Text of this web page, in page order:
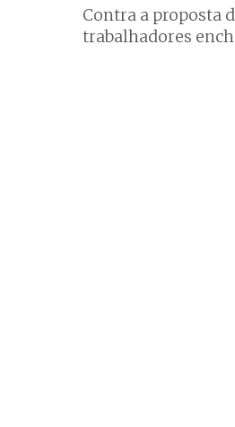
Contra a proposta
trabalhadores